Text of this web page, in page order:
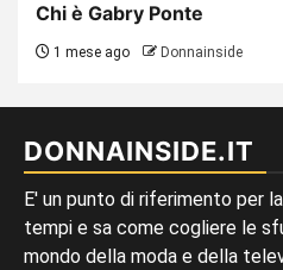
Chi è Gabry Ponte
1 mese ago Donnainside
DONNAINSIDE.IT
E' un punto di riferimento per
tempi e sa come cogliere le
mondo della moda e della